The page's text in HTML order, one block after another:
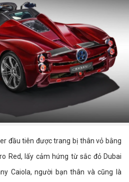
đầu tiên được trang bị thân vỏ bằng
Red, lấy cảm hứng từ sắc đỏ Dubai
Caiola, người bạn thân và cũng là